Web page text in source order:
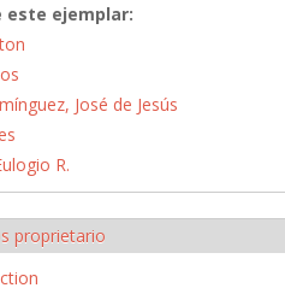
este ejemplar:
José de Jesús
R.
proprietario